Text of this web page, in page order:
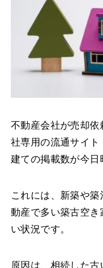
不動産会社が売却
社専用の流通サイ
建ての掲載数が今日
これには、新築や
動産で多い築古空
い状況です。
原因は、相続した